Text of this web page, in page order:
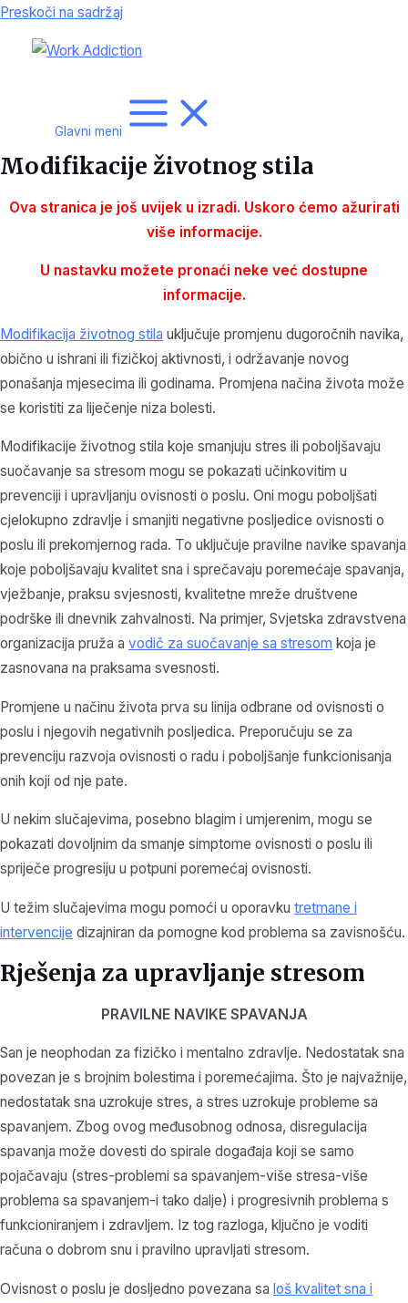
Preskoči na sadržaj
Glavni meni
Modifikacije životnog stila
Ova stranica je još uvijek u izradi. Uskoro ćemo ažurirati
više informacije.
U nastavku možete pronaći neke već dostupne
informacije.
Modifikacija životnog stila uključuje promjenu dugoročnih navika,
obično u ishrani ili fizičkoj aktivnosti, i održavanje novog
ponašanja mjesecima ili godinama. Promjena načina života može
se koristiti za liječenje niza bolesti.
Modifikacije životnog stila koje smanjuju stres ili poboljšavaju
suočavanje sa stresom mogu se pokazati učinkovitim u
prevenciji i upravljanju ovisnosti o poslu. Oni mogu poboljšati
cjelokupno zdravlje i smanjiti negativne posljedice ovisnosti o
poslu ili prekomjernog rada. To uključuje pravilne navike spavanja
koje poboljšavaju kvalitet sna i sprečavaju poremećaje spavanja,
vježbanje, praksu svjesnosti, kvalitetne mreže društvene
podrške ili dnevnik zahvalnosti. Na primjer, Svjetska zdravstvena
organizacija pruža a vodič za suočavanje sa stresom koja je
zasnovana na praksama svesnosti.
Promjene u načinu života prva su linija odbrane od ovisnosti o
poslu i njegovih negativnih posljedica. Preporučuju se za
prevenciju razvoja ovisnosti o radu i poboljšanje funkcionisanja
onih koji od nje pate.
U nekim slučajevima, posebno blagim i umjerenim, mogu se
pokazati dovoljnim da smanje simptome ovisnosti o poslu ili
spriječe progresiju u potpuni poremećaj ovisnosti.
U težim slučajevima mogu pomoći u oporavku tretmane i
intervencije dizajniran da pomogne kod problema sa zavisnošću.
Rješenja za upravljanje stresom
PRAVILNE NAVIKE SPAVANJA
San je neophodan za fizičko i mentalno zdravlje. Nedostatak sna
povezan je s brojnim bolestima i poremećajima. Što je najvažnije,
nedostatak sna uzrokuje stres, a stres uzrokuje probleme sa
spavanjem. Zbog ovog međusobnog odnosa, disregulacija
spavanja može dovesti do spirale događaja koji se samo
pojačavaju (stres-problemi sa spavanjem-više stresa-više
problema sa spavanjem-i tako dalje) i progresivnih problema s
funkcioniranjem i zdravljem. Iz tog razloga, ključno je voditi
računa o dobrom snu i pravilno upravljati stresom.
Ovisnost o poslu je dosljedno povezana sa loš kvalitet sna i